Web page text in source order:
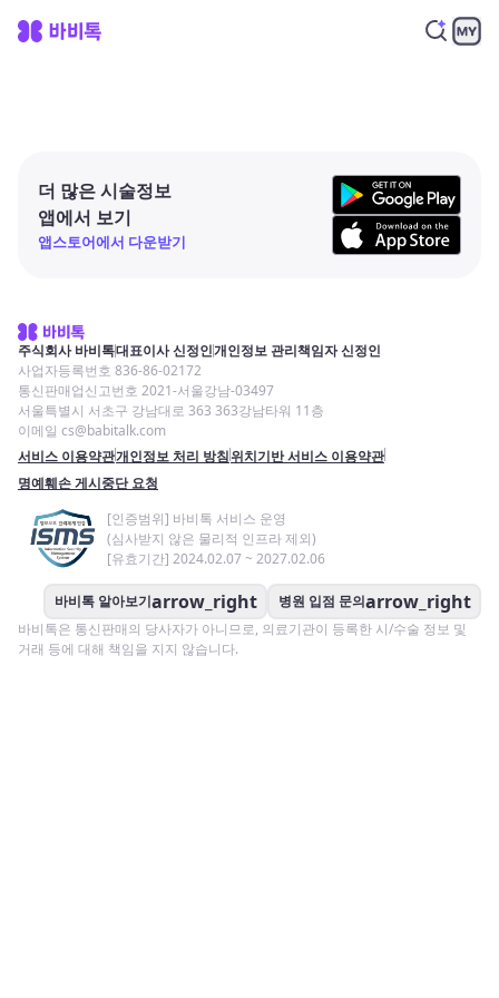
더 많은 시술정보
앱에서 보기
앱스토어에서 다운받기
주식회사 바비톡대표이사 신정인개인정보 관리책임자 신정인
사업자등록번호 836-86-02172
통신판매업신고번호 2021-서울강남-03497
서울특별시 서초구 강남대로 363 363강남타워 11층
이메일 cs@babitalk.com
서비스 이용약관개인정보 처리 방침위치기반 서비스 이용약관
명예훼손 게시중단 요청
[인증범위] 바비톡 서비스 운영
(심사받지 않은 물리적 인프라 제외)
[유효기간] 2024.02.07 ~ 2027.02.06
바비톡 알아보기arrow_right 병원 입점 문의arrow_right
바비톡은 통신판매의 당사자가 아니므로, 의료기관이 등록한 시/수술 정보 및
거래 등에 대해 책임을 지지 않습니다.